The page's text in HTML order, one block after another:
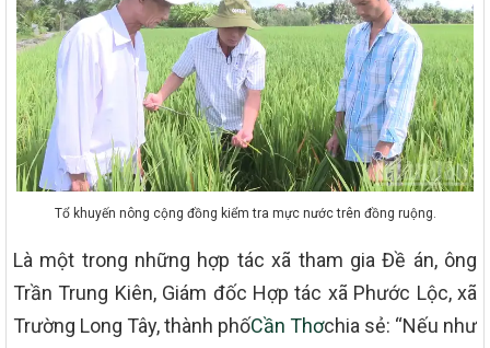
Tổ khuyến nông cộng đồng kiểm tra mực nước trên đồng ruộng.
Là một trong những hợp tác xã tham gia Đề án, ông
Trần Trung Kiên, Giám đốc Hợp tác xã Phước Lộc, xã
Trường Long Tây, thành phốCần Thơchia sẻ: “Nếu như